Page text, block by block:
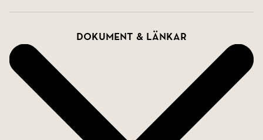
Dokument & länkar